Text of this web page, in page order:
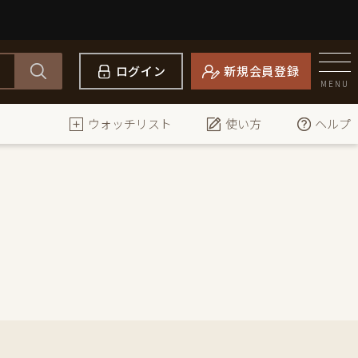
ログイン 新規会員登録
MENU
ウォッチリスト 使い方 ヘルプ